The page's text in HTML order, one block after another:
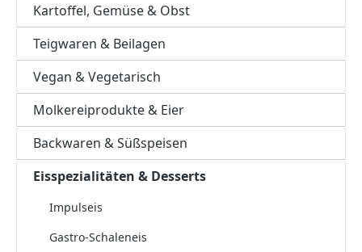
Kartoffel, Gemüse & Obst
Teigwaren & Beilagen
Vegan & Vegetarisch
Molkereiprodukte & Eier
Backwaren & Süßspeisen
Eisspezialitäten & Desserts
Impulseis
Gastro-Schaleneis